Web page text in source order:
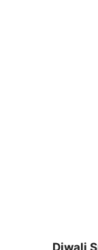
Diwali